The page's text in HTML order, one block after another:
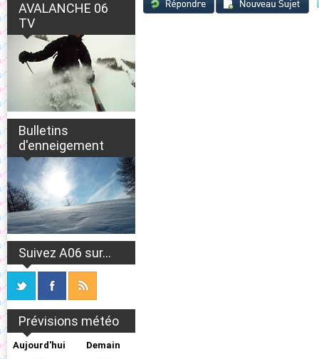
AVALANCHE 06
TV
Bulletins
d'enneigement
Suivez A06 sur...
Prévisions météo
Aujourd'hui Demain